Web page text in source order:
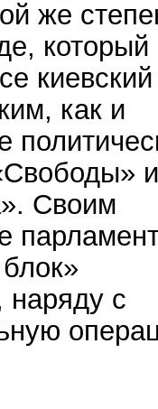
же
который
киевский
как и
Своим
наряду с